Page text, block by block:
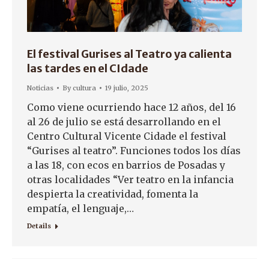
El festival Gurises al Teatro ya calienta
las tardes en el CIdade
Noticias Bycultura 19 julio, 2025
Como viene ocurriendo hace 12 años, del 16
al 26 de julio se está desarrollando en el
Centro Cultural Vicente Cidade el festival
“Gurises al teatro”. Funciones todos los días
a las 18, con ecos en barrios de Posadas y
otras localidades “Ver teatro en la infancia
despierta la creatividad, fomenta la
empatía, el lenguaje,…
Details